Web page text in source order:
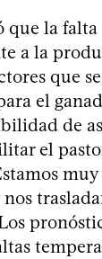
que la
a la
que
el
de
el